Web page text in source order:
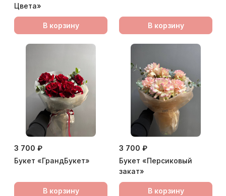
Цвета»
В корзину В корзину
3 700 ₽
Букет «ГрандБукет»
В корзину
3 700 ₽
Букет «Персиковый
закат»
В корзину